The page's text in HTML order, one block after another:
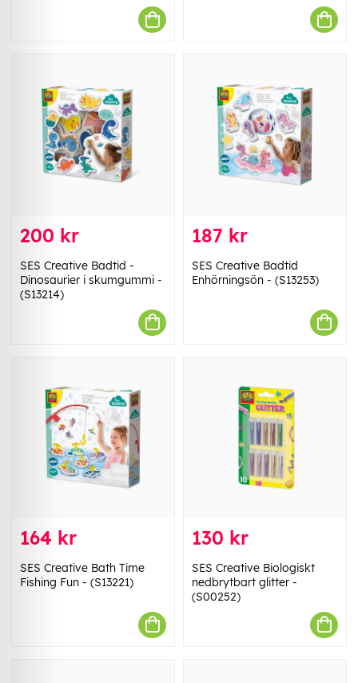
200 kr
SES Creative Badtid -
Dinosaurier i skumgummi -
(S13214)
187 kr
SES Creative Badtid
Enhörningsön - (S13253)
164 kr
SES Creative Bath Time
Fishing Fun - (S13221)
130 kr
SES Creative Biologiskt
nedbrytbart glitter -
(S00252)